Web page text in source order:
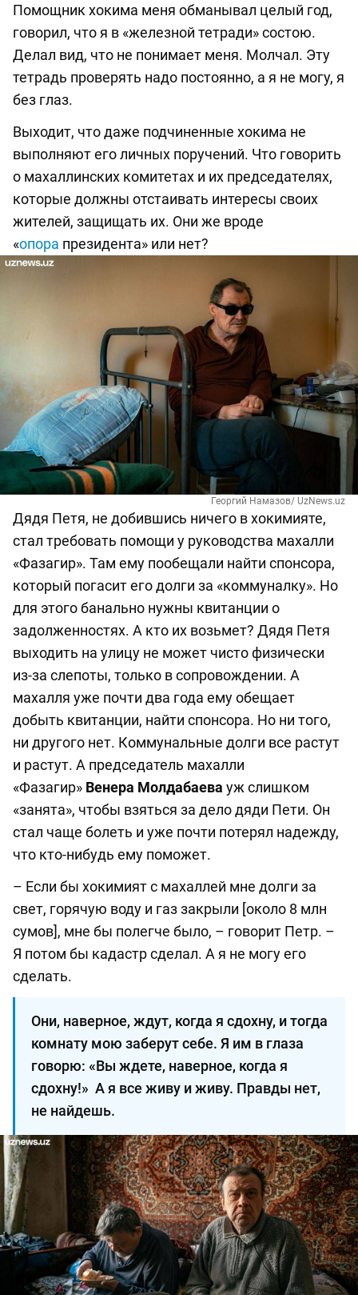
Помощник хокима меня обманывал целый год,
говорил, что я в «железной тетради» состою.
Делал вид, что не понимает меня. Молчал. Эту
тетрадь проверять надо постоянно, а я не могу, я
без глаз.
Выходит, что даже подчиненные хокима не
выполняют его личных поручений. Что говорить
о махаллинских комитетах и их председателях,
которые должны отстаивать интересы своих
жителей, защищать их. Они же вроде
«опора президента» или нет?
Георгий Намазов/ UzNews.uz
Дядя Петя, не добившись ничего в хокимияте,
стал требовать помощи у руководства махалли
«Фазагир». Там ему пообещали найти спонсора,
который погасит его долги за «коммуналку». Но
для этого банально нужны квитанции о
задолженностях. А кто их возьмет? Дядя Петя
выходить на улицу не может чисто физически
из-за слепоты, только в сопровождении. А
махалля уже почти два года ему обещает
добыть квитанции, найти спонсора. Но ни того,
ни другого нет. Коммунальные долги все растут
и растут. А председатель махалли
«Фазагир» Венера Молдабаева уж слишком
«занята», чтобы взяться за дело дяди Пети. Он
стал чаще болеть и уже почти потерял надежду,
что кто-нибудь ему поможет.
– Если бы хокимият с махаллей мне долги за
свет, горячую воду и газ закрыли [около 8 млн
сумов], мне бы полегче было, – говорит Петр. –
Я потом бы кадастр сделал. А я не могу его
сделать.
Они, наверное, ждут, когда я сдохну, и тогда
комнату мою заберут себе. Я им в глаза
говорю: «Вы ждете, наверное, когда я
сдохну!» А я все живу и живу. Правды нет,
не найдешь.